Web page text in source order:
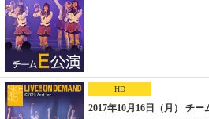
HD
2017年10月16日（月） チ